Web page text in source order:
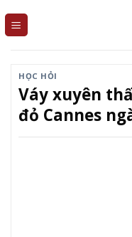
HỌC HỎI
Váy xuyên
đỏ Cannes